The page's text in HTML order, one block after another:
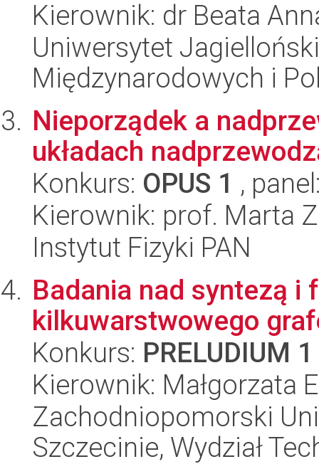
Kierownik: dr Beata
Uniwersytet
Międzynarodowych i
Nieporządek a
układach
Konkurs: OPUS 1 ,
Kierownik: prof. Marta
Instytut Fizyki PAN
Badania nad syntezą i
kilkuwarstwowego
Konkurs: PRELUDIUM 1
Kierownik: Małgorzata
Zachodniopomorski
Szczecinie, Wydział